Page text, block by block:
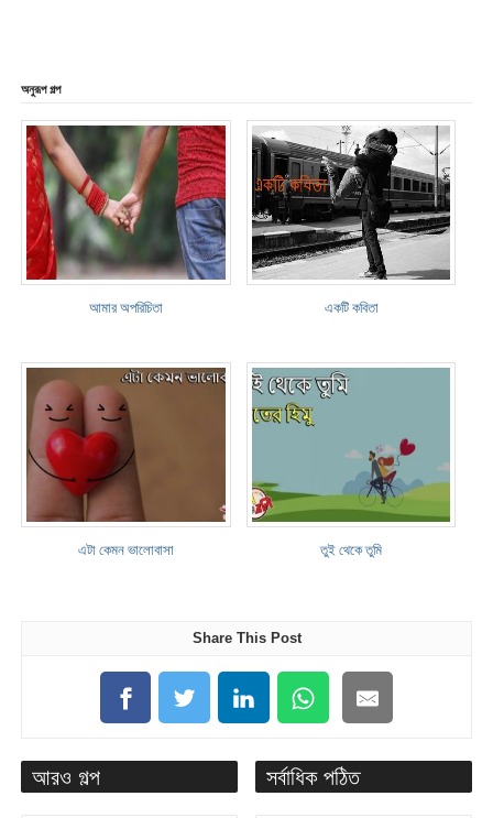
অনুরূপ গল্প
আমার অপরিচিতা একটি কবিতা
এটা কেমন ভালোবাসা তুই থেকে তুমি
Share This Post
আরও গল্প সর্বাধিক পঠিত